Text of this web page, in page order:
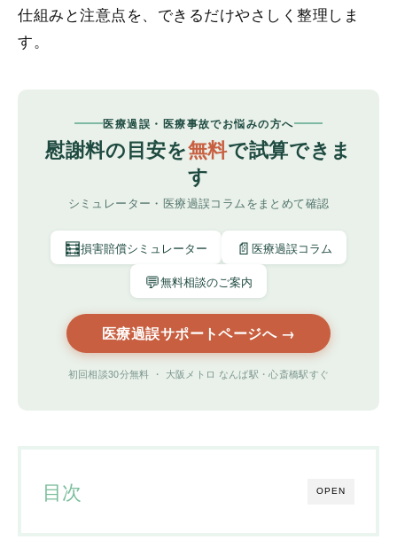
仕組みと注意点を、できるだけやさしく整理しま
す。
医療過誤・医療事故でお悩みの方へ
慰謝料の目安を無料で試算できま
す
シミュレーター・医療過誤コラムをまとめて確認
🧮損害賠償シミュレーター 📄 医療過誤コラム
💬無料相談のご案内
医療過誤サポートページへ →
初回相談30分無料 ・ 大阪メトロ なんば駅・心斎橋駅すぐ
OPEN
目次